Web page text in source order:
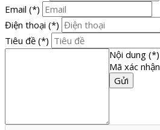
Email (*)
Điện thoại (*)
Tiêu đề (*)
Nội dung (*)
Mã xác nhận